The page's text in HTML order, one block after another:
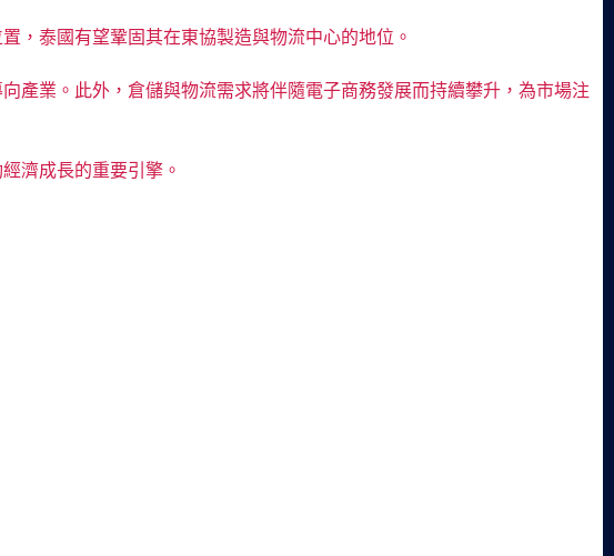
，泰國有望鞏固其在東協製造與物流中心的地位。
產業。此外，倉儲與物流需求將伴隨電子商務發展而持續攀升，為市場注
濟成長的重要引擎。